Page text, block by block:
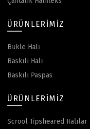
ÜRÜNLERIMIZ
Bukle Halı
Baskılı Halı
Baskılı Paspas
ÜRÜNLERIMIZ
Scrool Tipsheared Halılar